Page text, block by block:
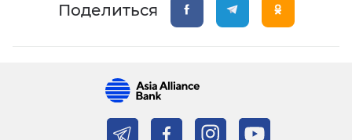
Поделиться